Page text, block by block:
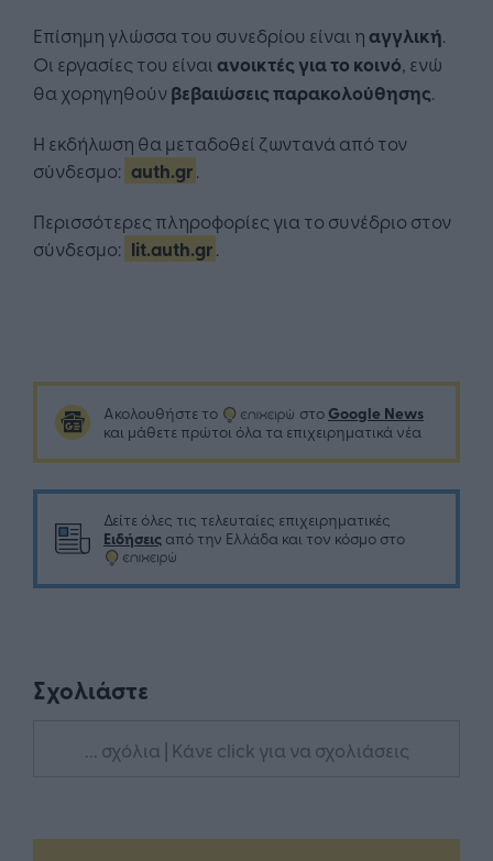
Επίσημη γλώσσα του συνεδρίου είναι ηαγγλική.
Οι εργασίες του είναι ανοικτές για το κοινό, ενώ
θα χορηγηθούνβεβαιώσεις παρακολούθησης.
H εκδήλωση θα μεταδοθεί ζωντανά από τον
σύνδεσμο: auth.gr.
Περισσότερες πληροφορίες για το συνέδριο στον
σύνδεσμο: lit.auth.gr.
Ακολουθήστε το στο Google News
και μάθετε πρώτοι όλα τα επιχειρηματικά νέα
Δείτε όλες τις τελευταίες επιχειρηματικές
Ειδήσεις από την Ελλάδα και τον κόσμο στο
Σχολιάστε
... σχόλια | Κάνε click για να σχολιάσεις